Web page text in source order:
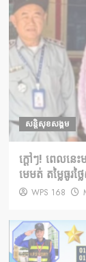
សន្តិសុខសង្គម
ក្តៅៗ! ពេលនេះ
មេមត់ តម្លៃធូរ
WPS 168